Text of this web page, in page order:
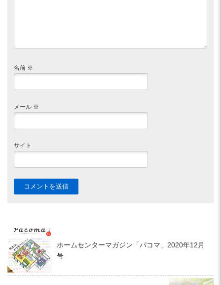
名前 ※
メール ※
サイト
ホームセンターマガジン「パコマ」2020年12月
号